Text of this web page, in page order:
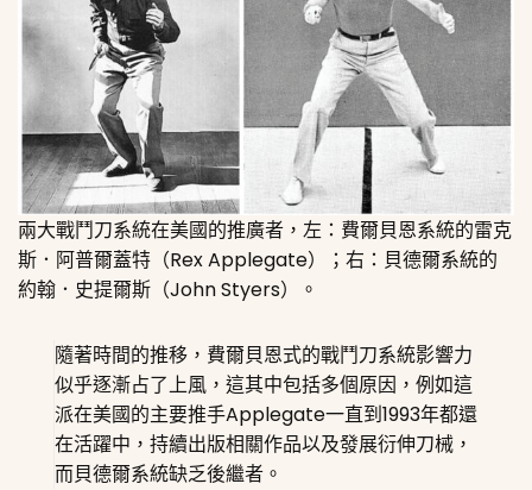
兩大戰鬥刀系統在美國的推廣者，左：費爾貝恩系統的雷克
斯．阿普爾蓋特（Rex Applegate）；右：貝德爾系統的
約翰．史提爾斯（John Styers）。
隨著時間的推移，費爾貝恩式的戰鬥刀系統影響力
似乎逐漸占了上風，這其中包括多個原因，例如這
派在美國的主要推手Applegate一直到1993年都還
在活躍中，持續出版相關作品以及發展衍伸刀械，
而貝德爾系統缺乏後繼者。